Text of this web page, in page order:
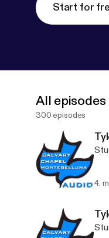
Start for
All episodes
300 episodes
4.